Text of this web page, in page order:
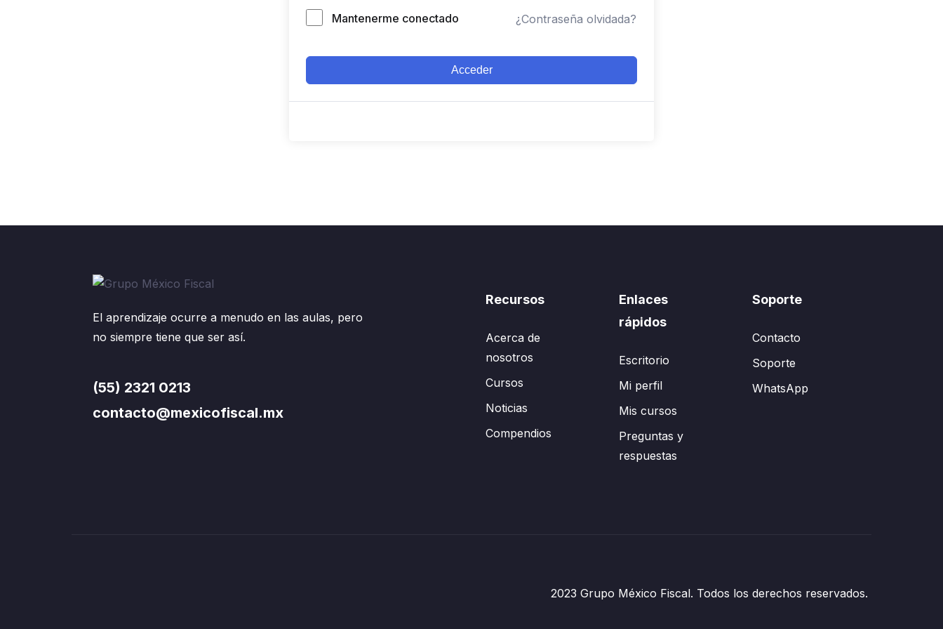
Mantenerme conectado ¿Contraseña olvidada?
Acceder
El aprendizaje ocurre a menudo en las aulas, pero
no siempre tiene que ser así.
(55) 2321 0213
contacto@mexicofiscal.mx
Recursos
Acerca de
nosotros
Cursos
Noticias
Compendios
Enlaces
rápidos
Escritorio
Mi perfil
Mis cursos
Preguntas y
respuestas
Soporte
Contacto
Soporte
WhatsApp
2023 Grupo México Fiscal. Todos los derechos reservados.